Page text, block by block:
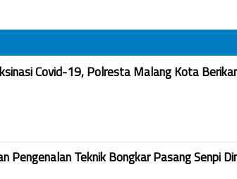
Covid-19, Polresta Malang Kota
Pengenalan Teknik Bongkar Pasang Senpi